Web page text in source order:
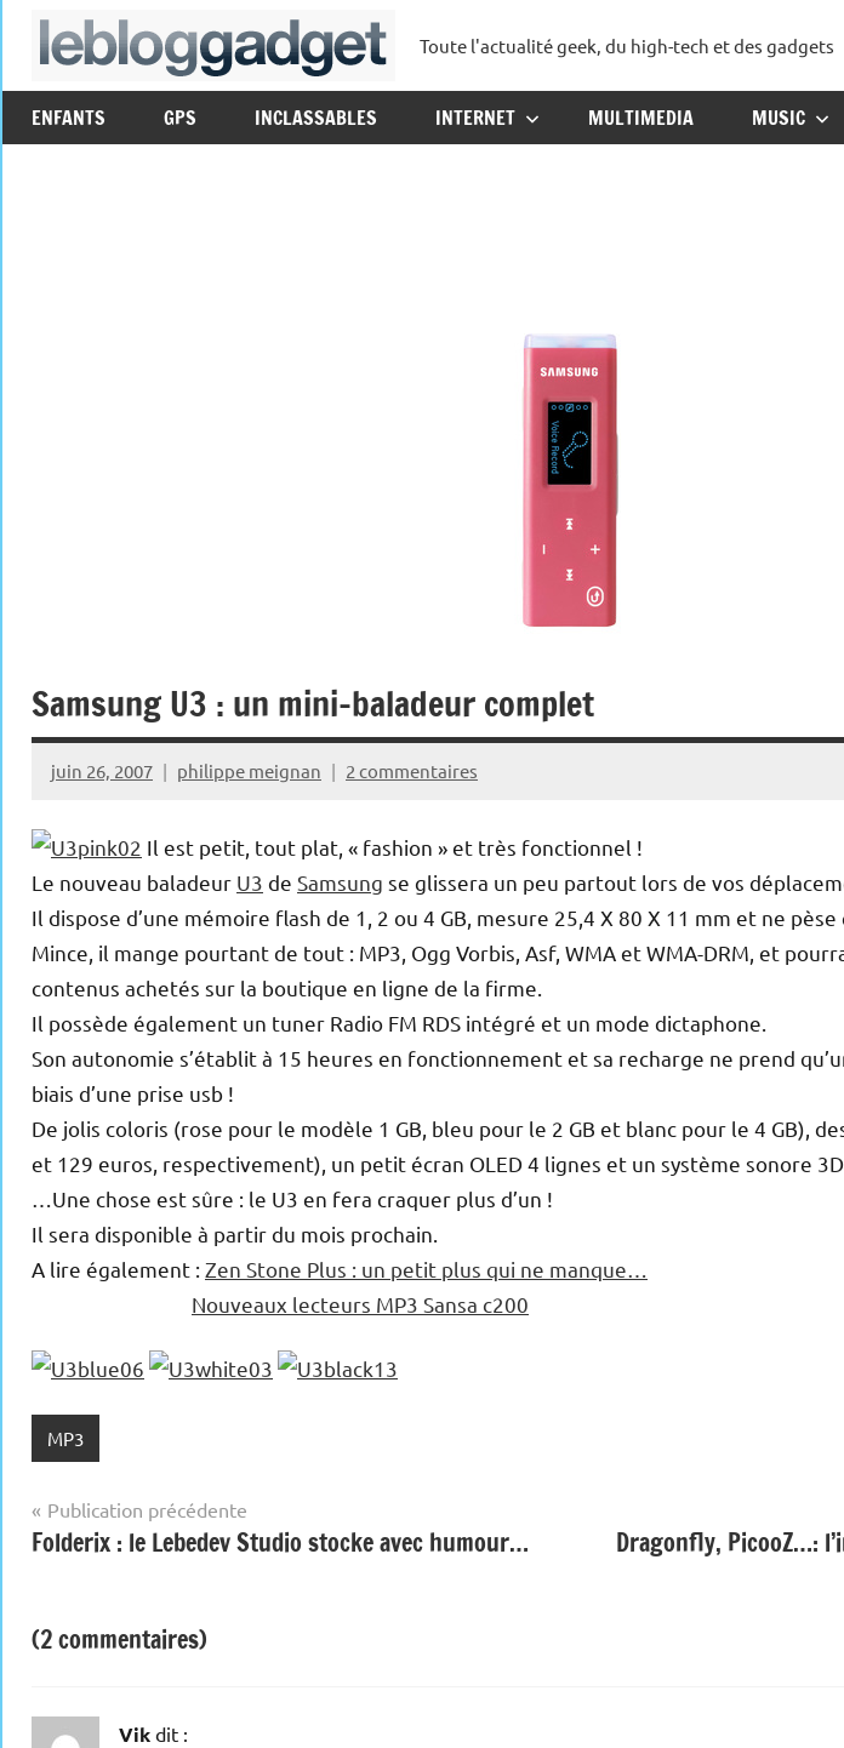
Aller
lebloggadget
Toute l'actualité geek, du high-tech et des gadgets
ENFANTS GPS INCLASSABLES INTERNET MULTIMEDIA MUSIC
Samsung U3 : un mini-baladeur complet
juin 26, 2007 philippe meignan 2 commentaires
Il est petit, tout plat, « fashion » et très fonctionnel !
Le nouveau baladeur U3 de Samsung se glissera un peu partout lors de vos
Il dispose d’une mémoire flash de 1, 2 ou 4 GB, mesure 25,4 X 80 X 11 mm et ne
Mince, il mange pourtant de tout : MP3, Ogg Vorbis, Asf, WMA et WMA-DRM, et
contenus achetés sur la boutique en ligne de la firme.
Il possède également un tuner Radio FM RDS intégré et un mode dictaphone.
Son autonomie s’établit à 15 heures en fonctionnement et sa recharge ne prend
biais d’une prise usb !
De jolis coloris (rose pour le modèle 1 GB, bleu pour le 2 GB et blanc pour le 4 GB),
et 129 euros, respectivement), un petit écran OLED 4 lignes et un système sonore
…Une chose est sûre : le U3 en fera craquer plus d’un !
Il sera disponible à partir du mois prochain.
A lire également : Zen Stone Plus : un petit plus qui ne manque…
Nouveaux lecteurs MP3 Sansa c200
MP3
Navigation
de
Publication précédente
Folderix : le Lebedev Studio stocke avec humour…
Dragonfly, PicooZ…:
(2 commentaires)
Vik dit :